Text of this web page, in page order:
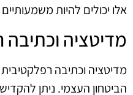
אלו יכולים להיות
מדיטציה
מדיטציה וכתיבה רפלקטיבית
הביטחון העצמי. ניתן